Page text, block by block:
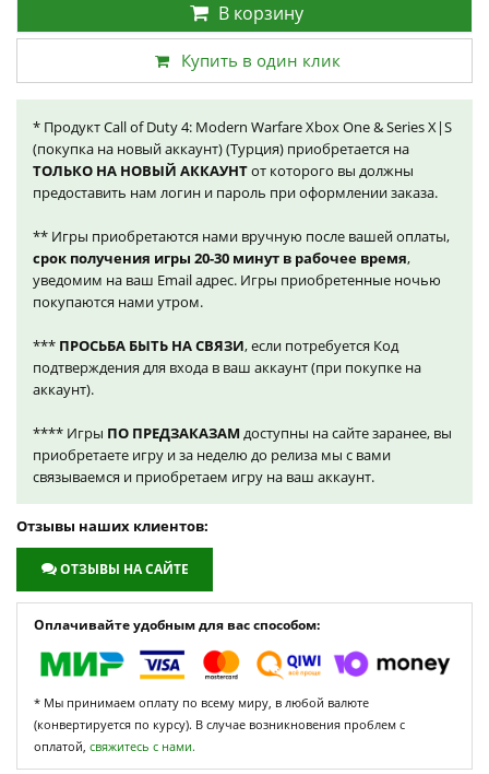
В корзину
Купить в один клик
* Продукт Call of Duty 4: Modern Warfare Xbox One & Series X|S
(покупка на новый аккаунт) (Турция) приобретается на
ТОЛЬКО НА НОВЫЙ АККАУНТот которого вы должны
предоставить нам логин и пароль при оформлении заказа.
** Игры приобретаются нами вручную после вашей оплаты,
срок получения игры 20-30 минут в рабочее время,
уведомим на ваш Email адрес. Игры приобретенные ночью
покупаются нами утром.
*** ПРОСЬБА БЫТЬ НА СВЯЗИ, если потребуется Код
подтверждения для входа в ваш аккаунт (при покупке на
аккаунт).
**** Игры ПО ПРЕДЗАКАЗАМ доступны на сайте заранее, вы
приобретаете игру и за неделю до релиза мы с вами
связываемся и приобретаем игру на ваш аккаунт.
Отзывы наших клиентов:
ОТЗЫВЫ НА САЙТЕ
Оплачивайте удобным для вас способом:
* Мы принимаем оплату по всему миру, в любой валюте
(конвертируется по курсу). В случае возникновения проблем с
оплатой, свяжитесь с нами.